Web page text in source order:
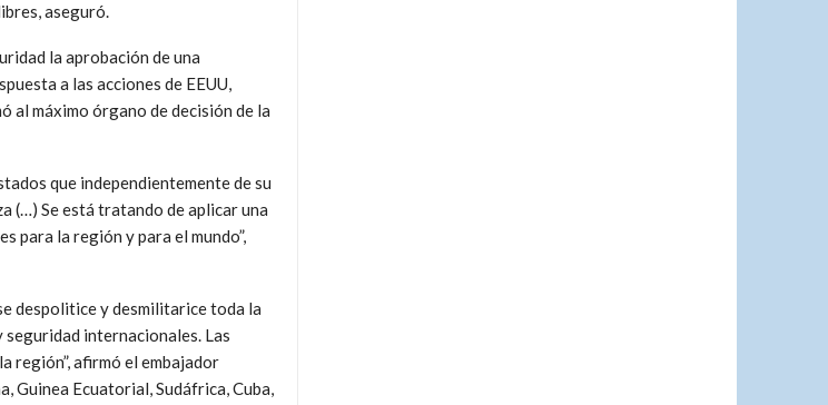
aseguró.
la aprobación de una
a las acciones de EEUU,
al máximo órgano de decisión de la
que independientemente de su
(…) Se está tratando de aplicar una
para la región y para el mundo”,
despolitice y desmilitarice toda la
seguridad internacionales. Las
región”, afirmó el embajador
Guinea Ecuatorial, Sudáfrica, Cuba,